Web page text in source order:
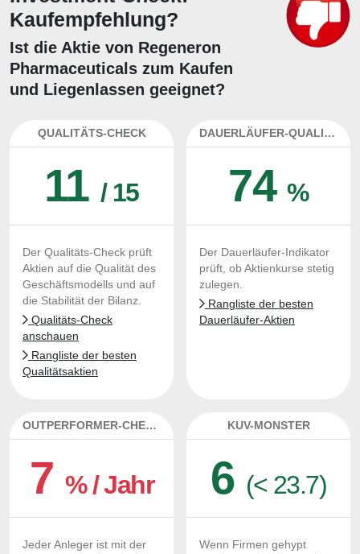
Kaufempfehlung?
Ist die Aktie von Regeneron
Pharmaceuticals zum Kaufen
und Liegenlassen geeignet?
QUALITÄTS-CHECK
11/ 15
Der Qualitäts-Check prüft
Aktien auf die Qualität des
Geschäftsmodells und auf
die Stabilität der Bilanz.
Qualitäts-Check
anschauen
Rangliste der besten
Qualitätsaktien
DAUERLÄUFER-QUALITÄTEN
74%
Der Dauerläufer-Indikator
prüft, ob Aktienkurse stetig
zulegen.
Rangliste der besten
Dauerläufer-Aktien
OUTPERFORMER-CHECK
7 % / Jahr
Jeder Anleger ist mit der
KUV-MONSTER
6 (< 23.7)
Wenn Firmen gehypt